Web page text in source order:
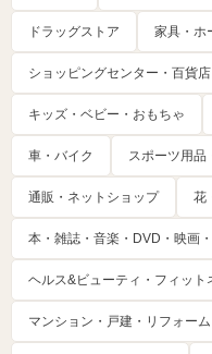
ドラッグストア 家具・ホ
ショッピングセンター・百貨店
キッズ・ベビー・おもちゃ
車・バイク スポーツ用品
通販・ネットショップ 花
本・雑誌・音楽・DVD・映画
ヘルス&ビューティ・フィット
マンション・戸建・リフォー